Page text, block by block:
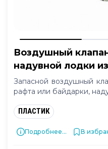
Воздушный
надувной лодки
Запасной воздушный
рафта или байдарки,
ПЛАСТИК
Подробнее... В